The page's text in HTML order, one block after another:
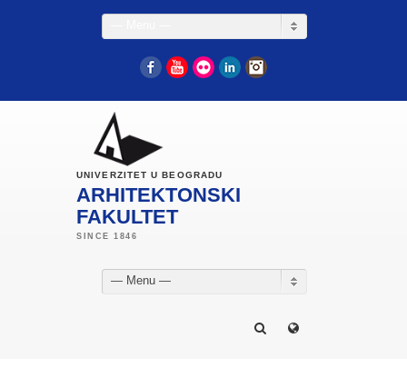
FacebookYouTube
Flickr LinkedIn
UNIVERZITET U BEOGRADU
ARHITEKTONSKI
FAKULTET
— Menu —